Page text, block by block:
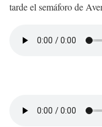
tarde el semáforo de